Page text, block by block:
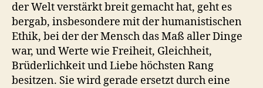
der Welt verstärkt breit gemacht hat, geht es
bergab, insbesondere mit der humanistischen
Ethik, bei der der Mensch das Maß aller Dinge
war, und Werte wie Freiheit, Gleichheit,
Brüderlichkeit und Liebe höchsten Rang
besitzen. Sie wird gerade ersetzt durch eine